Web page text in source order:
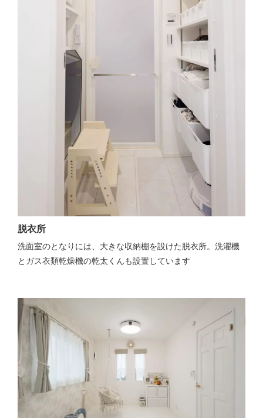
脱衣所
洗面室のとなりには、大きな収納棚を設けた脱衣所。洗濯機
とガス衣類乾燥機の乾太くんも設置しています